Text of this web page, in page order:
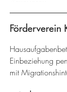
Förderverein
Einbeziehung
mit